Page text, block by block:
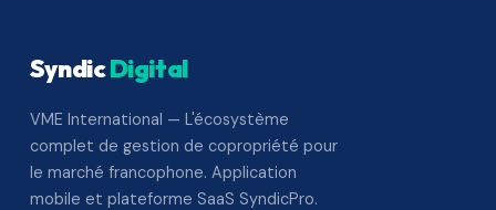
SyndicDigital
VME International — L'écosystème
complet de gestion de copropriété pour
le marché francophone. Application
mobile et plateforme SaaS SyndicPro.